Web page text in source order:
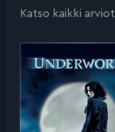
Katso kaikki arviot